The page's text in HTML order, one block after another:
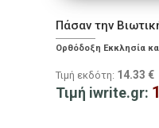
Πάσαν την
Ορθόδοξη Εκκλησία
Τιμή εκδότη: 14.33 €
Τιμή iwrite.gr: